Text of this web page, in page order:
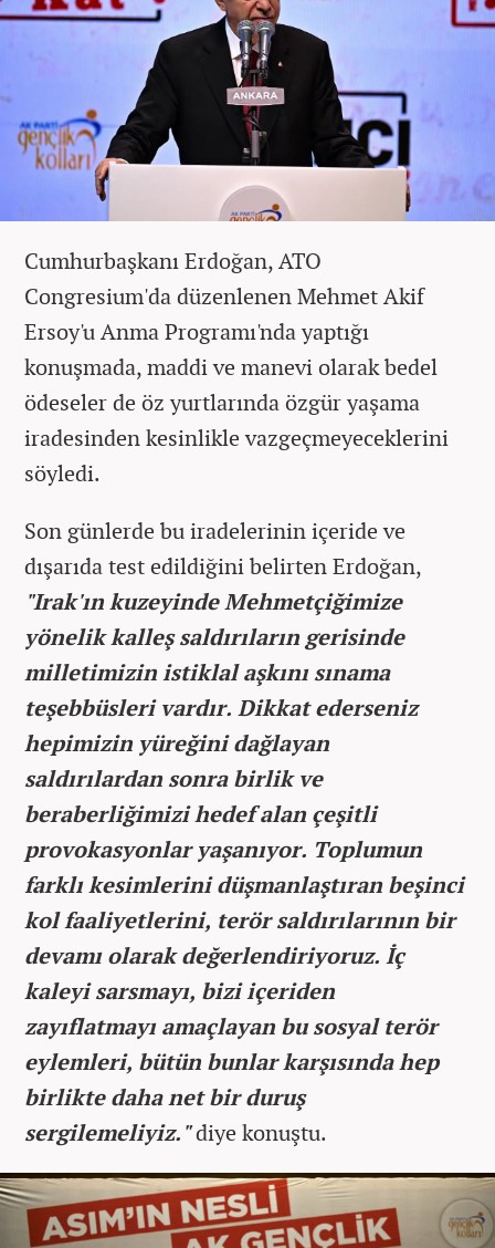
Cumhurbaşkanı Erdoğan, ATO
Congresium'da düzenlenen Mehmet Akif
Ersoy'u Anma Programı'nda yaptığı
konuşmada, maddi ve manevi olarak bedel
ödeseler de öz yurtlarında özgür yaşama
iradesinden kesinlikle vazgeçmeyeceklerini
söyledi.
Son günlerde bu iradelerinin içeride ve
dışarıda test edildiğini belirten Erdoğan,
"Irak'ın kuzeyinde Mehmetçiğimize
yönelik kalleş saldırıların gerisinde
milletimizin istiklal aşkını sınama
teşebbüsleri vardır. Dikkat ederseniz
hepimizin yüreğini dağlayan
saldırılardan sonra birlik ve
beraberliğimizi hedef alan çeşitli
provokasyonlar yaşanıyor. Toplumun
farklı kesimlerini düşmanlaştıran beşinci
kol faaliyetlerini, terör saldırılarının bir
devamı olarak değerlendiriyoruz. İç
kaleyi sarsmayı, bizi içeriden
zayıflatmayı amaçlayan bu sosyal terör
eylemleri, bütün bunlar karşısında hep
birlikte daha net bir duruş
sergilemeliyiz."diye konuştu.